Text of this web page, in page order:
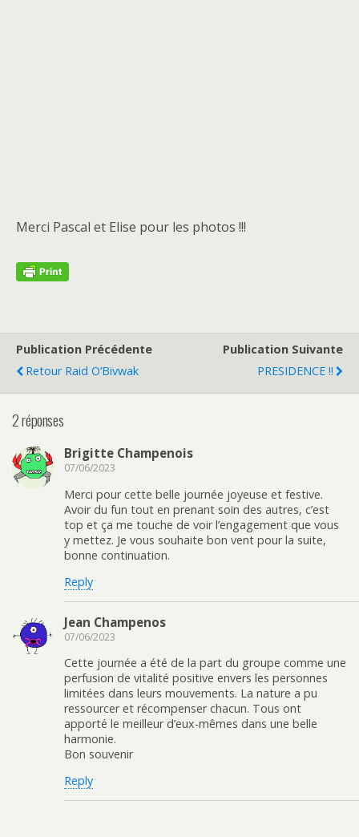
Merci Pascal et Elise pour les photos !!!
Publication Précédente
Retour Raid O’Bivwak
Publication Suivante
PRESIDENCE !!
2 réponses
Brigitte Champenois
07/06/2023
Merci pour cette belle journée joyeuse et festive.
Avoir du fun tout en prenant soin des autres, c’est
top et ça me touche de voir l’engagement que vous
y mettez. Je vous souhaite bon vent pour la suite,
bonne continuation.
Reply
Jean Champenos
07/06/2023
Cette journée a été de la part du groupe comme une
perfusion de vitalité positive envers les personnes
limitées dans leurs mouvements. La nature a pu
ressourcer et récompenser chacun. Tous ont
apporté le meilleur d’eux-mêmes dans une belle
harmonie.
Bon souvenir
Reply